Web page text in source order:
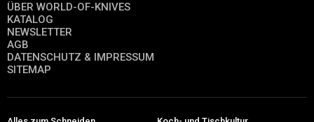
ÜBER WORLD-OF-KNIVES
KATALOG
NEWSLETTER
AGB
DATENSCHUTZ & IMPRESSUM
SITEMAP